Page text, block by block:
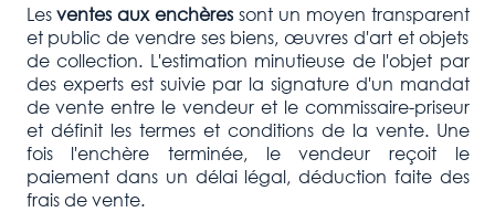
Lesventes aux enchères sont un moyen transparent
et public de vendre ses biens, œuvres d'art et objets
de collection. L'estimation minutieuse de l'objet par
des experts est suivie par la signature d'un mandat
de vente entre le vendeur et le commissaire-priseur
et définit les termes et conditions de la vente. Une
fois l'enchère terminée, le vendeur reçoit le
paiement dans un délai légal, déduction faite des
frais de vente.